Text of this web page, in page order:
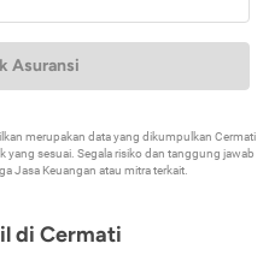
Asuransi
merupakan data yang dikumpulkan Cermati
sesuai. Segala risiko dan tanggung jawab
Jasa Keuangan atau mitra terkait.
di Cermati